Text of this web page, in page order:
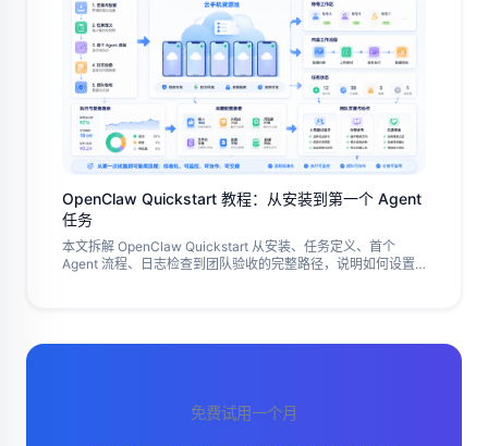
OpenClaw Quickstart 教程：从安装到第一个 Agent
任务
本文拆解 OpenClaw Quickstart 从安装、任务定义、首个
Agent 流程、日志检查到团队验收的完整路径，说明如何设置
免费试用一个月